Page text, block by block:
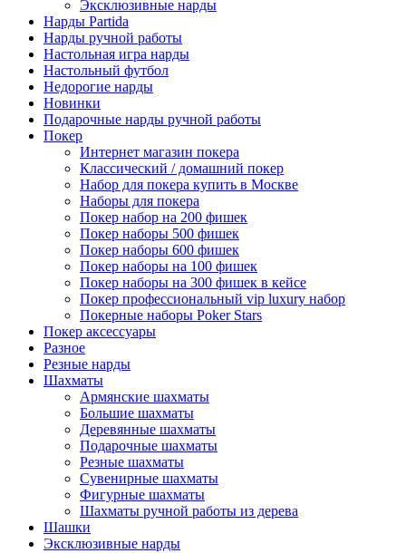
Эксклюзивные нарды
Нарды Partida
Нарды ручной работы
Настольная игра нарды
Настольный футбол
Недорогие нарды
Новинки
Подарочные нарды ручной работы
Покер
Интернет магазин покера
Классический / домашний покер
Набор для покера купить в Москве
Наборы для покера
Покер набор на 200 фишек
Покер наборы 500 фишек
Покер наборы 600 фишек
Покер наборы на 100 фишек
Покер наборы на 300 фишек в кейсе
Покер профессиональный vip luxury набор
Покерные наборы Poker Stars
Покер аксессуары
Разное
Резные нарды
Шахматы
Армянские шахматы
Большие шахматы
Деревянные шахматы
Подарочные шахматы
Резные шахматы
Сувенирные шахматы
Фигурные шахматы
Шахматы ручной работы из дерева
Шашки
Эксклюзивные нарды